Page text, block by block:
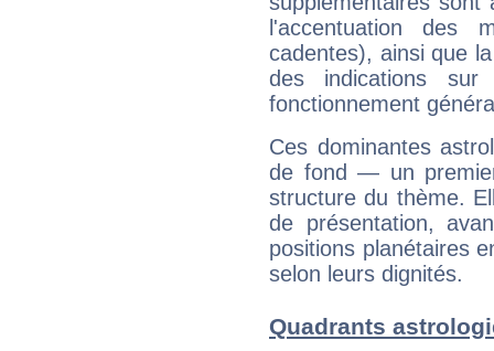
l'accentuation des
cadentes), ainsi que
des indications sur
fonctionnement
Ces dominantes
de fond — un
structure du thème.
de présentation,
positions planétaires
selon leurs dignités.
Quadrants